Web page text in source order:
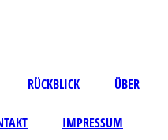
RÜCKBLICK ÜBER
IMPRESSUM